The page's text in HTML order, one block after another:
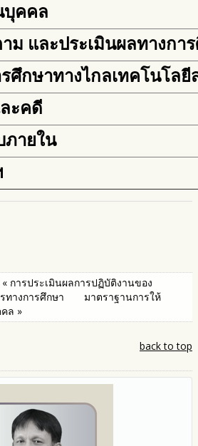
บุคคล
ม และประเมินผลทางกา
ศึกษาทางไกลเทคโนโลยี
ะคดี
ภายใน
« การประเมินผลการปฏิบัติงานของ
ทางการศึกษา
มาตราฐานการให้
ล »
back to top